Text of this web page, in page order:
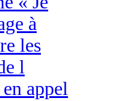
à
les
l
appel